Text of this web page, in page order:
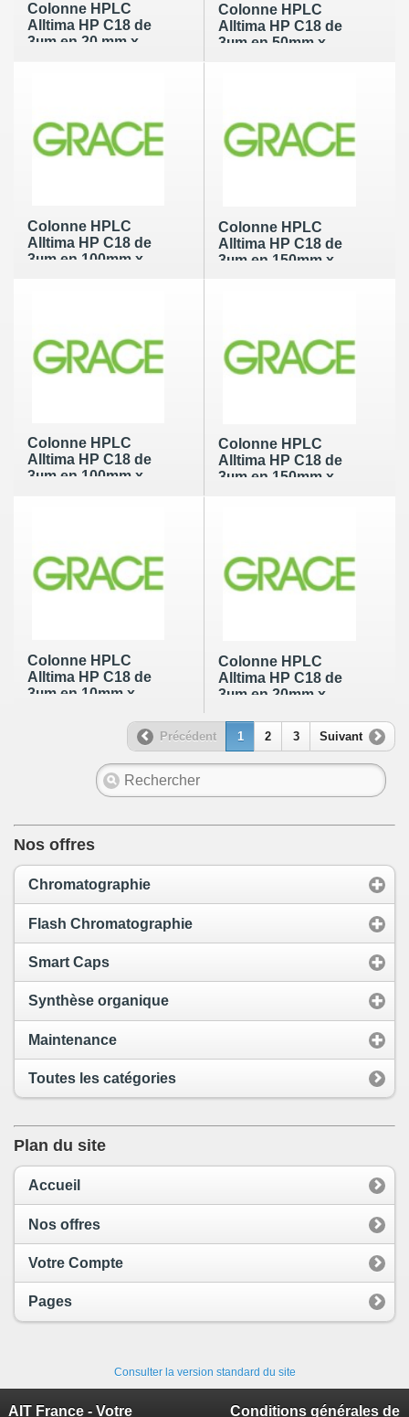
Colonne HPLC
Alltima HP C18 de
3µm en 20 mm x
Colonne HPLC
Alltima HP C18 de
3µm en 50mm x
Colonne HPLC
Alltima HP C18 de
3µm en 100mm x
Colonne HPLC
Alltima HP C18 de
3µm en 150mm x
Colonne HPLC
Alltima HP C18 de
3µm en 100mm x
Colonne HPLC
Alltima HP C18 de
3µm en 150mm x
Colonne HPLC
Alltima HP C18 de
3µm en 10mm x
Colonne HPLC
Alltima HP C18 de
3µm en 20mm x
Précédent 1 2 3 Suivant
Nos offres
Chromatographie
Flash Chromatographie
Smart Caps
Synthèse organique
Maintenance
Toutes les catégories
Plan du site
Accueil
Nos offres
Votre Compte
Pages
Consulter la version standard du site
AIT France - Votre Conditions générales de